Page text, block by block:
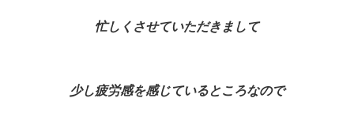
忙しくさせていただきまして
少し疲労感を感じているところなので